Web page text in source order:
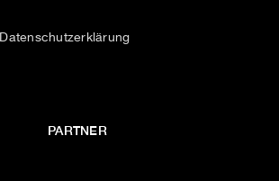
Datenschutzerklärung
PARTNER